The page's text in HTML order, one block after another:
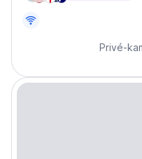
Privé-